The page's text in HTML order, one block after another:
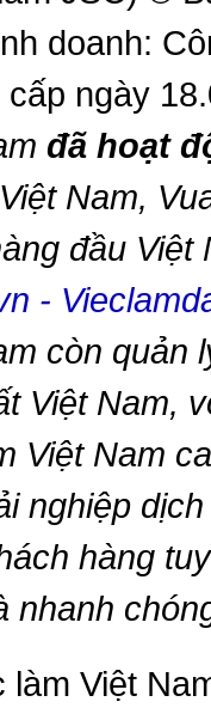
doanh:
ngày
đã hoạt
Nam,
đầu
-
còn quản
Việt Nam,
Việt Nam
nghiệp
hàng
nhanh
làm Việt